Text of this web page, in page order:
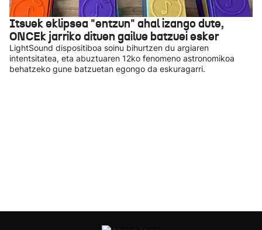
Itsuek eklipsea "entzun" ahal izango dute,
ONCEk jarriko dituen gailue batzuei esker
LightSound dispositiboa soinu bihurtzen du argiaren
intentsitatea, eta abuztuaren 12ko fenomeno astronomikoa
behatzeko gune batzuetan egongo da eskuragarri.